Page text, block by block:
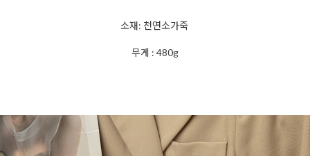
소재: 천연소가죽
무게 : 480g